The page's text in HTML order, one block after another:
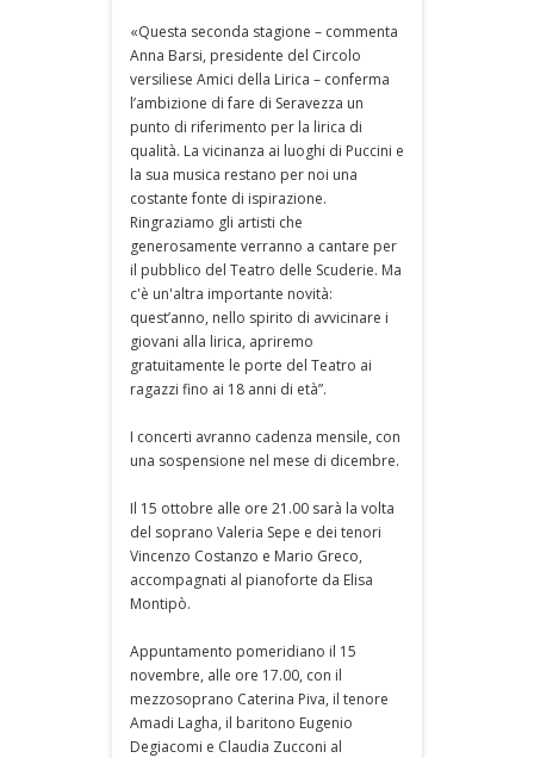
«Questa seconda stagione – commenta
Anna Barsi, presidente del Circolo
versiliese Amici della Lirica – conferma
l’ambizione di fare di Seravezza un
punto di riferimento per la lirica di
qualità. La vicinanza ai luoghi di Puccini e
la sua musica restano per noi una
costante fonte di ispirazione.
Ringraziamo gli artisti che
generosamente verranno a cantare per
il pubblico del Teatro delle Scuderie. Ma
c'è un'altra importante novità:
quest’anno, nello spirito di avvicinare i
giovani alla lirica, apriremo
gratuitamente le porte del Teatro ai
ragazzi fino ai 18 anni di età”.
I concerti avranno cadenza mensile, con
una sospensione nel mese di dicembre.
Il 15 ottobre alle ore 21.00 sarà la volta
del soprano Valeria Sepe e dei tenori
Vincenzo Costanzo e Mario Greco,
accompagnati al pianoforte da Elisa
Montipò.
Appuntamento pomeridiano il 15
novembre, alle ore 17.00, con il
mezzosoprano Caterina Piva, il tenore
Amadi Lagha, il baritono Eugenio
Degiacomi e Claudia Zucconi al